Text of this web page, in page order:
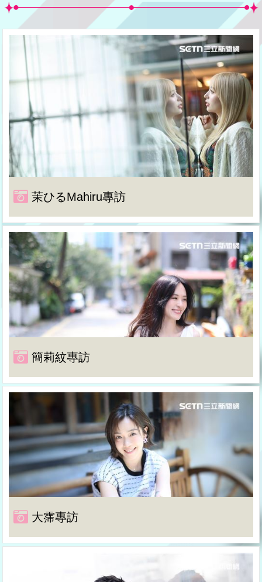
在社群平台發文寫下這段時間的心情，強
調自己並未想要爭產只想要
茉ひるMahiru專訪
簡莉紋專訪
大霈專訪